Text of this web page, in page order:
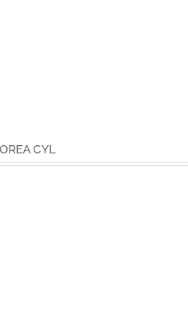
CYL